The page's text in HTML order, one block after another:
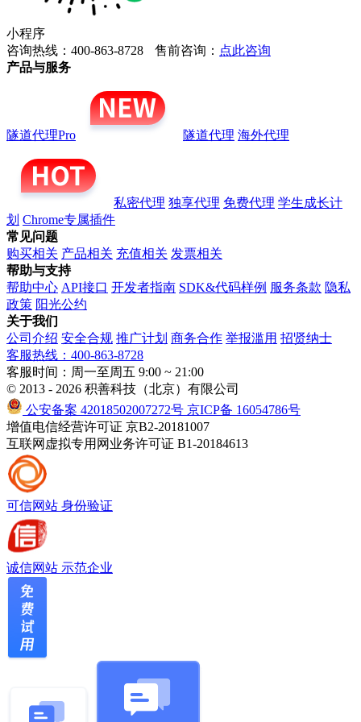
小程序
咨询热线：400-863-8728
售前咨询： 点此咨询
产品与服务
隧道代理Pro 隧道代理 海外代理
私密代理 独享代理 免费代理 学生成长计
划 Chrome专属插件
常见问题
购买相关 产品相关 充值相关 发票相关
帮助与支持
帮助中心 API接口 开发者指南 SDK&代码样例 服务条款 隐私
政策 阳光公约
关于我们
公司介绍 安全合规 推广计划 商务合作 举报滥用 招贤纳士
客服热线：400-863-8728
客服时间：周一至周五 9:00 ~ 21:00
© 2013 - 2026 积善科技（北京）有限公司
公安备案 42018502007272号 京ICP备 16054786号
增值电信经营许可证 京B2-20181007
互联网虚拟专用网业务许可证 B1-20184613
可信网站 身份验证
诚信网站 示范企业